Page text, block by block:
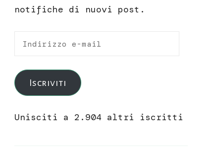
notifiche di nuovi post.
Indirizzo
mail
Iscriviti
Unisciti a 2.904 altri iscritti